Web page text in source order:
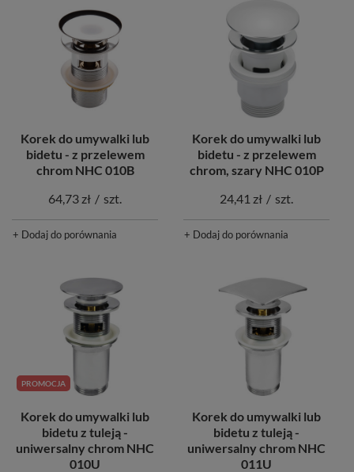
Korek do umywalki lub
bidetu - z przelewem
chrom NHC 010B
64,73 zł / szt.
+ Dodaj do porównania
Korek do umywalki lub
bidetu - z przelewem
chrom, szary NHC 010P
24,41 zł / szt.
+ Dodaj do porównania
PROMOCJA
Korek do umywalki lub
bidetu z tuleją -
uniwersalny chrom NHC
010U
Korek do umywalki lub
bidetu z tuleją -
uniwersalny chrom NHC
011U